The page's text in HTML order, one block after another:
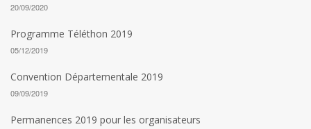
20/09/2020
Programme Téléthon 2019
05/12/2019
Convention Départementale 2019
09/09/2019
Permanences 2019 pour les organisateurs